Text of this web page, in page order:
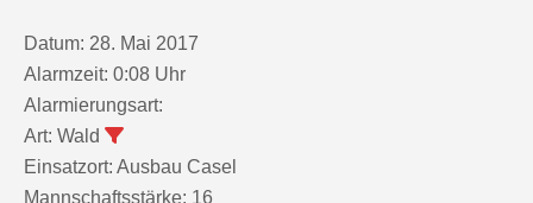
Datum: 28. Mai 2017
Alarmzeit: 0:08 Uhr
Alarmierungsart:
Art: Wald
Einsatzort: Ausbau Casel
Mannschaftsstärke: 16